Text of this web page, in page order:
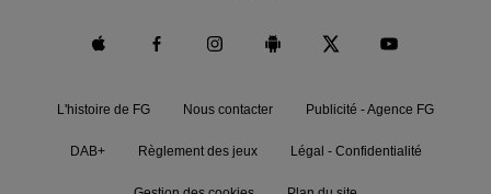
L'histoire de FG Nous contacter Publicité - Agence FG
DAB+ Règlement des jeux Légal - Confidentialité